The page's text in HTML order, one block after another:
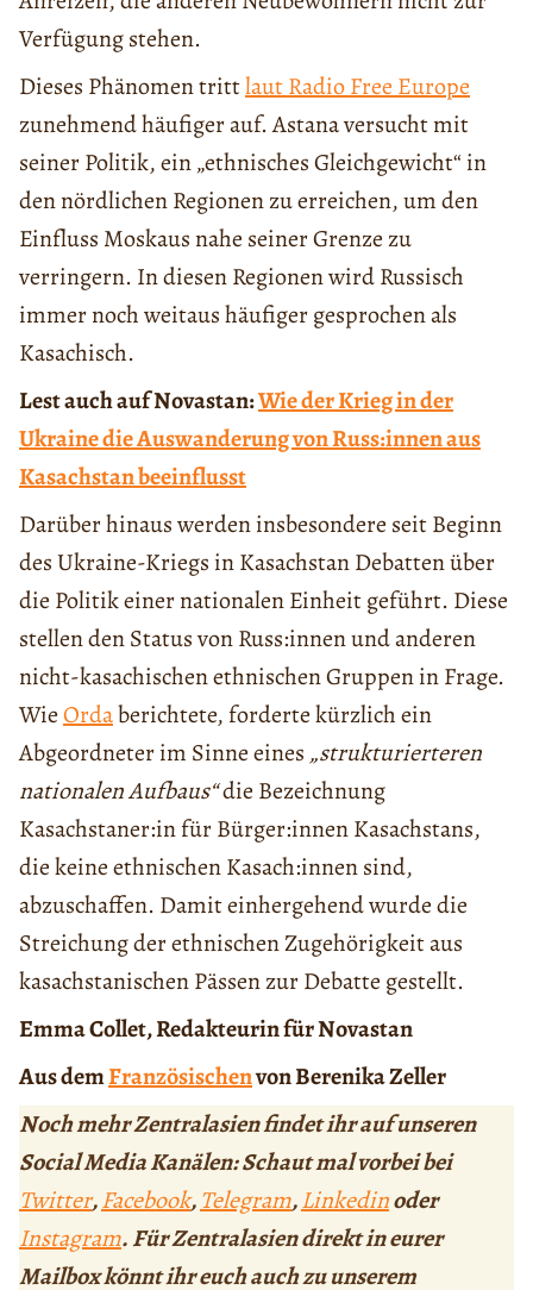
Verfügung stehen.
Dieses Phänomen trittlaut Radio Free Europe
zunehmend häufiger auf. Astana versucht mit
seiner Politik, ein „ethnisches Gleichgewicht“ in
den nördlichen Regionen zu erreichen, um den
Einfluss Moskaus nahe seiner Grenze zu
verringern. In diesen Regionen wird Russisch
immer noch weitaus häufiger gesprochen als
Kasachisch.
Lest auch auf Novastan:Wie der Krieg in der
Ukraine die Auswanderung von Russ:innen aus
Kasachstan beeinflusst
Darüber hinaus werden insbesondere seit Beginn
des Ukraine-Kriegs in Kasachstan Debatten über
die Politik einer nationalen Einheit geführt. Diese
stellen den Status von Russ:innen und anderen
nicht-kasachischen ethnischen Gruppen in Frage.
WieOrdaberichtete, forderte kürzlich ein
Abgeordneter im Sinne eines „strukturierteren
nationalen Aufbaus“die Bezeichnung
Kasachstaner:in für Bürger:innen Kasachstans,
die keine ethnischen Kasach:innen sind,
abzuschaffen. Damit einhergehend wurde die
Streichung der ethnischen Zugehörigkeit aus
kasachstanischen Pässen zur Debatte gestellt.
Emma Collet, Redakteurin für Novastan
Aus demFranzösischenvon Berenika Zeller
Noch mehr Zentralasien findet ihr auf unseren
Social Media Kanälen: Schaut mal vorbei bei
Twitter,Facebook,Telegram,Linkedinoder
Instagram. Für Zentralasien direkt in eurer
Mailbox könnt ihr euch auch zu unserem